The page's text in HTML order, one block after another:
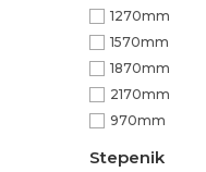
1270mm
1570mm
1870mm
2170mm
970mm
Stepenik